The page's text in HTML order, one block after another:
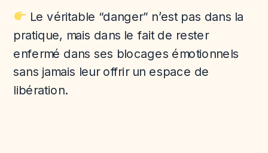
Le véritable “danger” n’est pas dans la
pratique, mais dans le fait de rester
enfermé dans ses blocages émotionnels
sans jamais leur offrir un espace de
libération.